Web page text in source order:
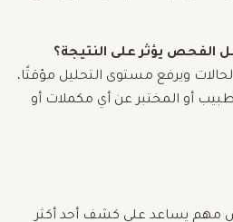
الفحص يؤثر على النتيجة؟
ويرفع مستوى التحليل مؤقتًا،
أو المختبر عن أي مكملات أو
يساعد على كشف أحد أكثر